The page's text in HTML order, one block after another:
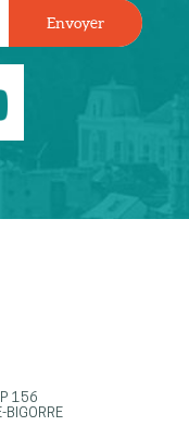
156
BIGORRE